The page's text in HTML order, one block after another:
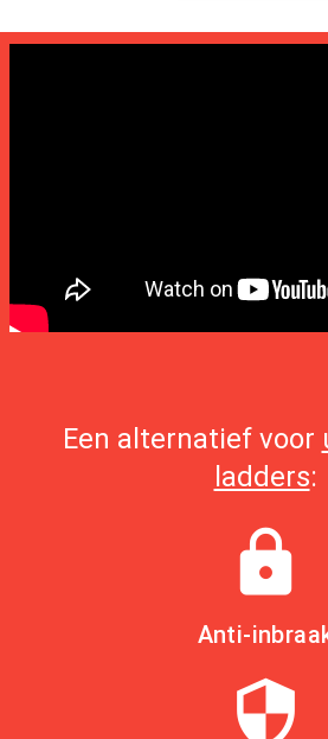
Een alternatief voor
ladders:
lock
Anti-
security